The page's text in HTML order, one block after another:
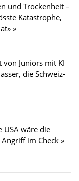
und Trockenheit –
Katastrophe,
»
von Juniors mit KI
die Schweiz-
USA wäre die
im Check »